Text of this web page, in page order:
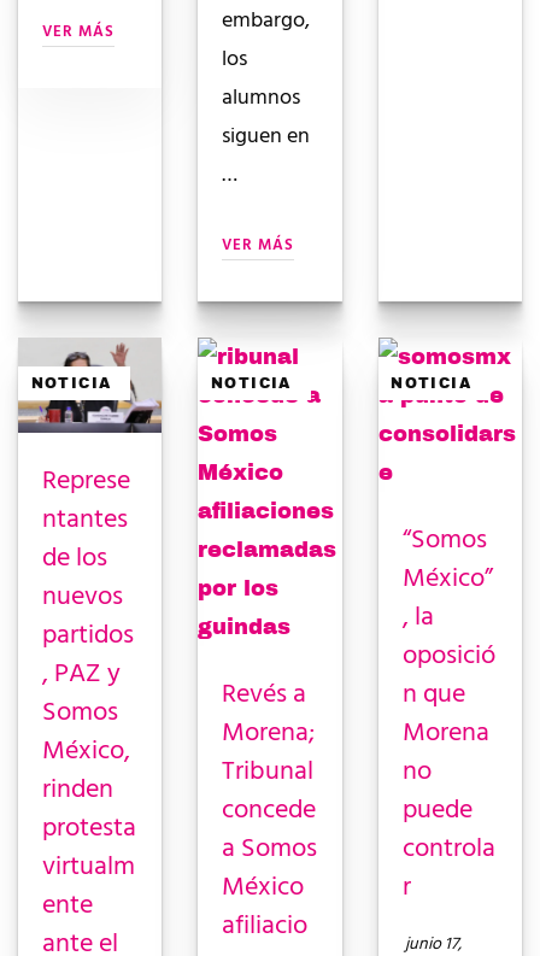
VER MÁS
embargo,
los
alumnos
siguen en
…
VER MÁS
NOTICIA
Represe
ntantes
de los
nuevos
partidos
, PAZ y
Somos
México,
rinden
protesta
virtualm
ente
ante el
NOTICIA
Revés a
Morena;
Tribunal
concede
a Somos
México
afiliacio
NOTICIA
“Somos
México”
, la
oposició
n que
Morena
no
puede
controla
r
junio 17,